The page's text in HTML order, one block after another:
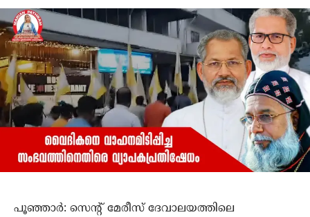
പൂഞ്ഞാര്‍: സെന്റ് മേരീസ് ദേവാലയത്തിലെ